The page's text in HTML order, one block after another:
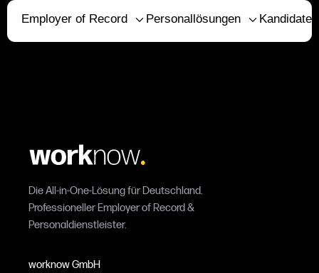
Employer of Record Personallösungen Kandidaten
Die All-in-One-Lösung für Deutschland.
Professioneller Employer of Record &
Personaldienstleister.
worknow GmbH